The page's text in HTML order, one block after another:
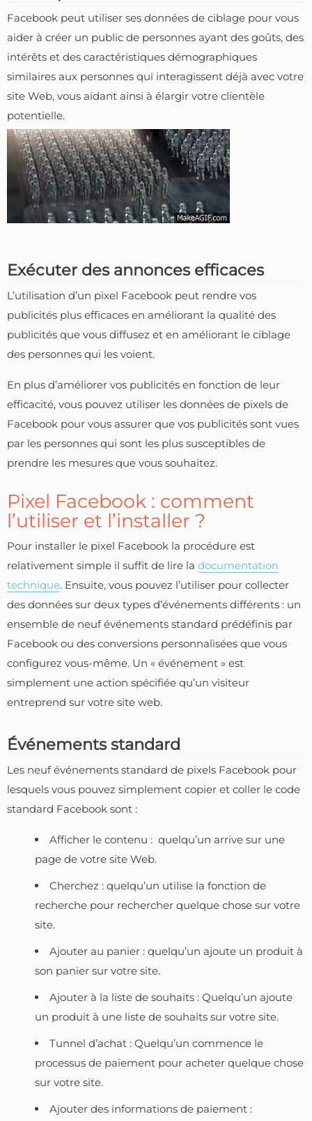
Facebook peut utiliser ses données de ciblage pour vous
aider à créer un public de personnes ayant des goûts, des
intérêts et des caractéristiques démographiques
similaires aux personnes qui interagissent déjà avec votre
site Web, vous aidant ainsi à élargir votre clientèle
potentielle.
Exécuter des annonces efficaces
L’utilisation d’un pixel Facebook peut rendre vos
publicités plus efficaces en améliorant la qualité des
publicités que vous diffusez et en améliorant le ciblage
des personnes qui les voient.
En plus d’améliorer vos publicités en fonction de leur
efficacité, vous pouvez utiliser les données de pixels de
Facebook pour vous assurer que vos publicités sont vues
par les personnes qui sont les plus susceptibles de
prendre les mesures que vous souhaitez.
Pixel Facebook : comment
l’utiliser et l’installer ?
Pour installer le pixel Facebook la procédure est
relativement simple il suffit de lire la documentation
technique. Ensuite, vous pouvez l’utiliser pour collecter
des données sur deux types d’événements différents : un
ensemble de neuf événements standard prédéfinis par
Facebook ou des conversions personnalisées que vous
configurez vous-même. Un « événement » est
simplement une action spécifiée qu’un visiteur
entreprend sur votre site web.
Événements standard
Les neuf événements standard de pixels Facebook pour
lesquels vous pouvez simplement copier et coller le code
standard Facebook sont :
Afficher le contenu : quelqu’un arrive sur une
page de votre site Web.
Cherchez : quelqu’un utilise la fonction de
recherche pour rechercher quelque chose sur votre
site.
Ajouter au panier : quelqu’un ajoute un produit à
son panier sur votre site.
Ajouter à la liste de souhaits : Quelqu’un ajoute
un produit à une liste de souhaits sur votre site.
Tunnel d’achat : Quelqu’un commence le
processus de paiement pour acheter quelque chose
sur votre site.
Ajouter des informations de paiement :